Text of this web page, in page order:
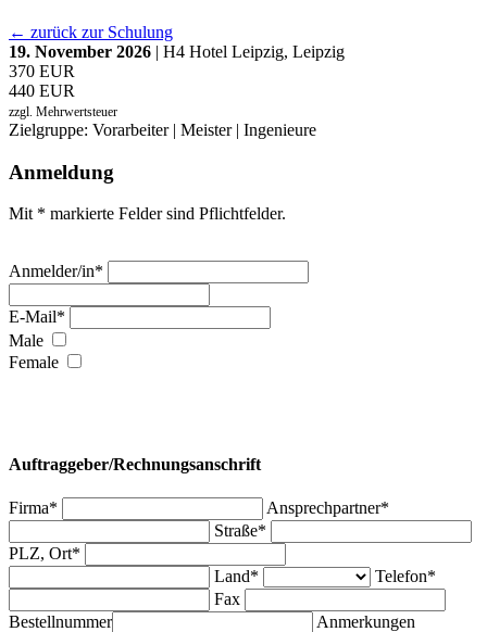
← zurück zur Schulung
19. November 2026 | H4 Hotel Leipzig, Leipzig
370 EUR
440 EUR
zzgl. Mehrwertsteuer
Zielgruppe: Vorarbeiter | Meister | Ingenieure
Anmeldung
Mit * markierte Felder sind Pflichtfelder.
Anmelder/in*
E-Mail*
Male
Female
Auftraggeber/Rechnungsanschrift
Firma*
Ansprechpartner*
Straße*
PLZ, Ort*
Land*
Telefon*
Fax
Bestellnummer
Anmerkungen